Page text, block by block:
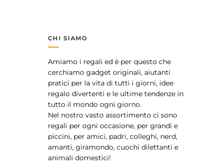
CHI SIAMO
Amiamo i regali ed è per questo che
cerchiamo gadget originali, aiutanti
pratici per la vita di tutti i giorni, idee
regalo divertenti e le ultime tendenze in
tutto il mondo ogni giorno.
Nel nostro vasto assortimento ci sono
regali per ogni occasione, per grandi e
piccini, per amici, padri, colleghi, nerd,
amanti, giramondo, cuochi dilettanti e
animali domestici!